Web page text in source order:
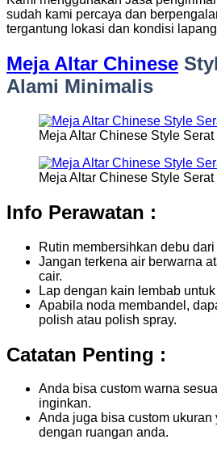
sudah kami percaya dan
tergantung lokasi dan kondisi
Meja Altar Chinese
Alami Minimalis
Meja Altar Chinese Style
Meja Altar Chinese Style
Info Perawatan :
Rutin membersihkan debu
Jangan terkena air berwarna
cair.
Lap dengan kain lembab
Apabila noda membandel,
polish atau polish spray.
Catatan Penting :
Anda bisa custom warna
inginkan.
Anda juga bisa custom ukuran
dengan ruangan anda.